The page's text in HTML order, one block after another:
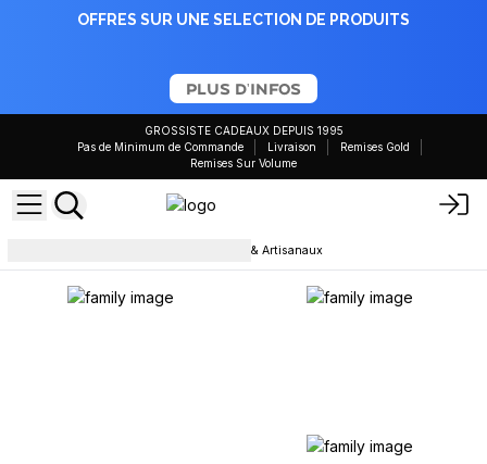
OFFRES SUR UNE SELECTION DE PRODUITS
PLUS D'INFOS
GROSSISTE CADEAUX DEPUIS 1995
Pas de Minimum de Commande
Livraison
Remises Gold
Remises Sur Volume
Bouegoirs Bois Rétro & Artisanaux